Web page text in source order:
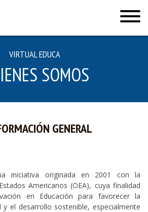
VIRTUAL EDUCA
SOMOS
GENERAL
iniciativa originada en 2001 con la
Americanos (OEA), cuya finalidad
en Educación para favorecer la
el desarrollo sostenible, especialmente